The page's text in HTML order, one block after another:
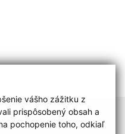
vášho zážitku z
prispôsobený obsah a
pochopenie toho, odkiaľ